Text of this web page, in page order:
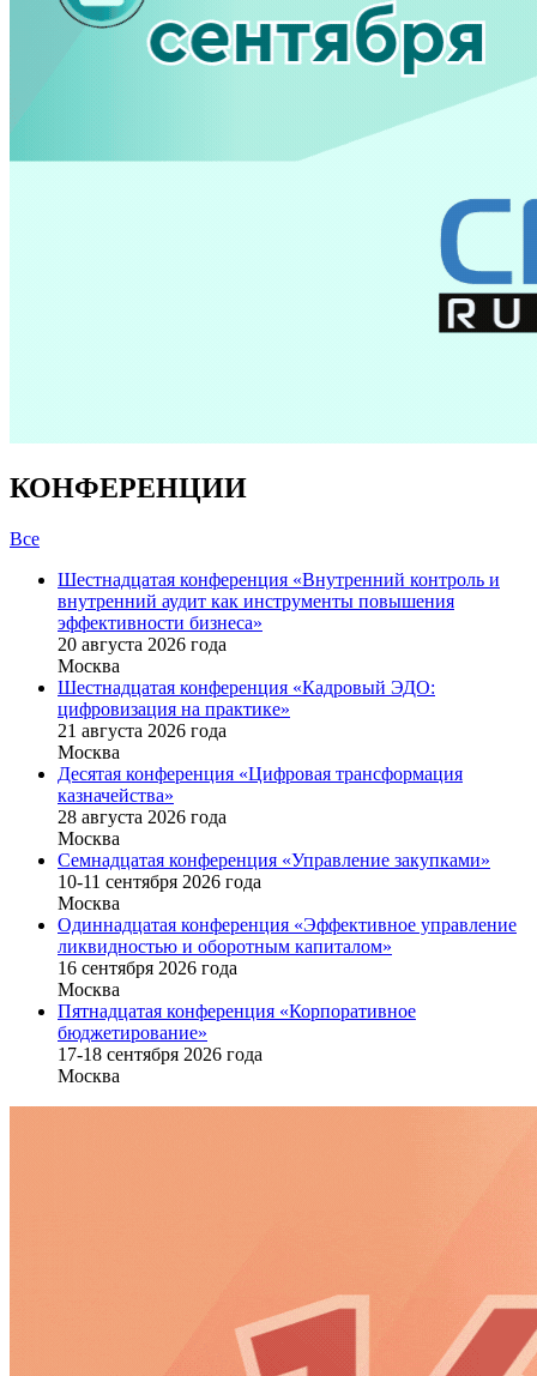
КОНФЕРЕНЦИИ
Все
Шестнадцатая конференция «Внутренний контроль и
внутренний аудит как инструменты повышения
эффективности бизнеса»
20 августа 2026 года
Москва
Шестнадцатая конференция «Кадровый ЭДО:
цифровизация на практике»
21 августа 2026 года
Москва
Десятая конференция «Цифровая трансформация
казначейства»
28 августа 2026 года
Москва
Семнадцатая конференция «Управление закупками»
10-11 сентября 2026 года
Москва
Одиннадцатая конференция «Эффективное управление
ликвидностью и оборотным капиталом»
16 cентября 2026 года
Москва
Пятнадцатая конференция «Корпоративное
бюджетирование»
17-18 сентября 2026 года
Москва